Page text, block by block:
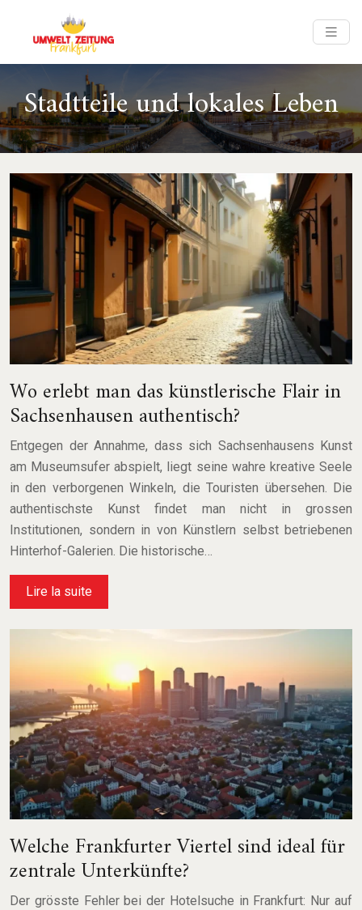
Stadtteile und lokales Leben
Wo erlebt man das künstlerische Flair in
Sachsenhausen authentisch?
Entgegen der Annahme, dass sich Sachsenhausens Kunst
am Museumsufer abspielt, liegt seine wahre kreative Seele
in den verborgenen Winkeln, die Touristen übersehen. Die
authentischste Kunst findet man nicht in grossen
Institutionen, sondern in von Künstlern selbst betriebenen
Hinterhof-Galerien. Die historische…
Lire la suite
Welche Frankfurter Viertel sind ideal für
zentrale Unterkünfte?
Der grösste Fehler bei der Hotelsuche in Frankfurt: Nur auf